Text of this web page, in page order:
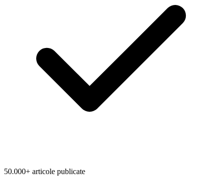
50.000+ articole publicate